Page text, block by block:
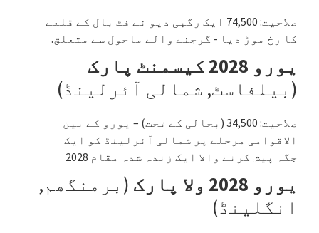
صلاحیت: 74,500 ایک رگبی دیو نے فٹ بال کے قلعے
کا رخ موڑ دیا - گرجنے والے ماحول سے متعلق.
یورو 2028 کیسمنٹ پارک
(بیلفاسٹ, شمالی آئرلینڈ)
صلاحیت: 34,500 (بحالی کے تحت) – یورو کے بین
الاقوامی مرحلے پر شمالی آئرلینڈ کو ایک
جگہ پیش کرنے والا ایک زندہ شدہ مقام 2028
یورو 2028 ولا پارک
(برمنگھم,
انگلینڈ)